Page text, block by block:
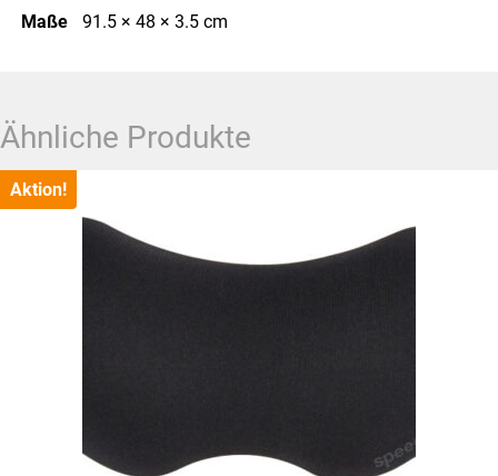
Maße
91.5 × 48 × 3.5 cm
Ähnliche Produkte
Aktion!